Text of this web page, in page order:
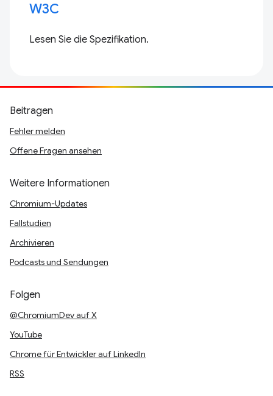
W3C
Lesen Sie die Spezifikation.
Beitragen
Fehler melden
Offene Fragen ansehen
Weitere Informationen
Chromium-Updates
Fallstudien
Archivieren
Podcasts und Sendungen
Folgen
@ChromiumDev auf X
YouTube
Chrome für Entwickler auf LinkedIn
RSS